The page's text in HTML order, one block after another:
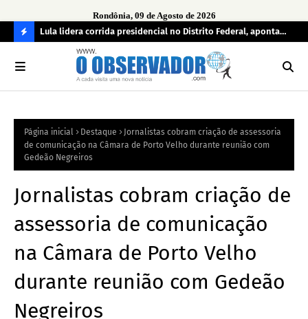
Rondônia, 09 de Agosto de 2026
O
R
A
Lula lidera corrida presidencial no Distrito Federal, aponta
pesquisa; Flávio Bolsonaro aparece em segundo
Página inicial Destaque
Jornalistas cobram criação de assessoria
de comunicação na Câmara de Porto Velho durante reunião com
Gedeão Negreiros
Jornalistas cobram criação de
assessoria de comunicação
na Câmara de Porto Velho
durante reunião com Gedeão
Negreiros